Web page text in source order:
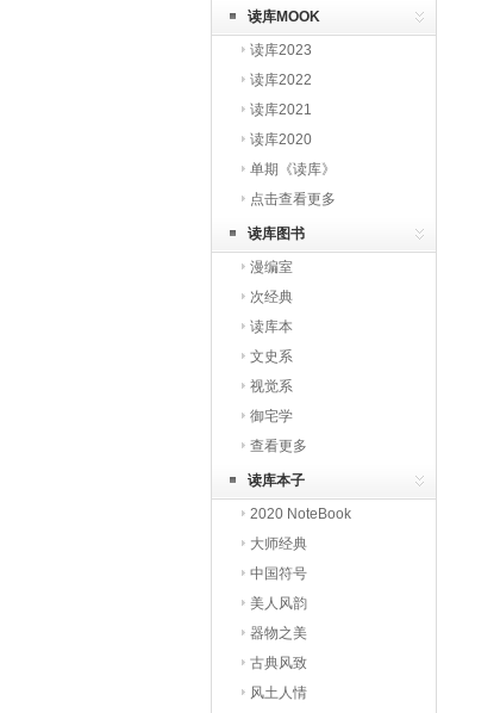
读库MOOK
读库2023
读库2022
读库2021
读库2020
单期《读库》
点击查看更多
读库图书
漫编室
次经典
读库本
文史系
视觉系
御宅学
查看更多
读库本子
2020 NoteBook
大师经典
中国符号
美人风韵
器物之美
古典风致
风土人情